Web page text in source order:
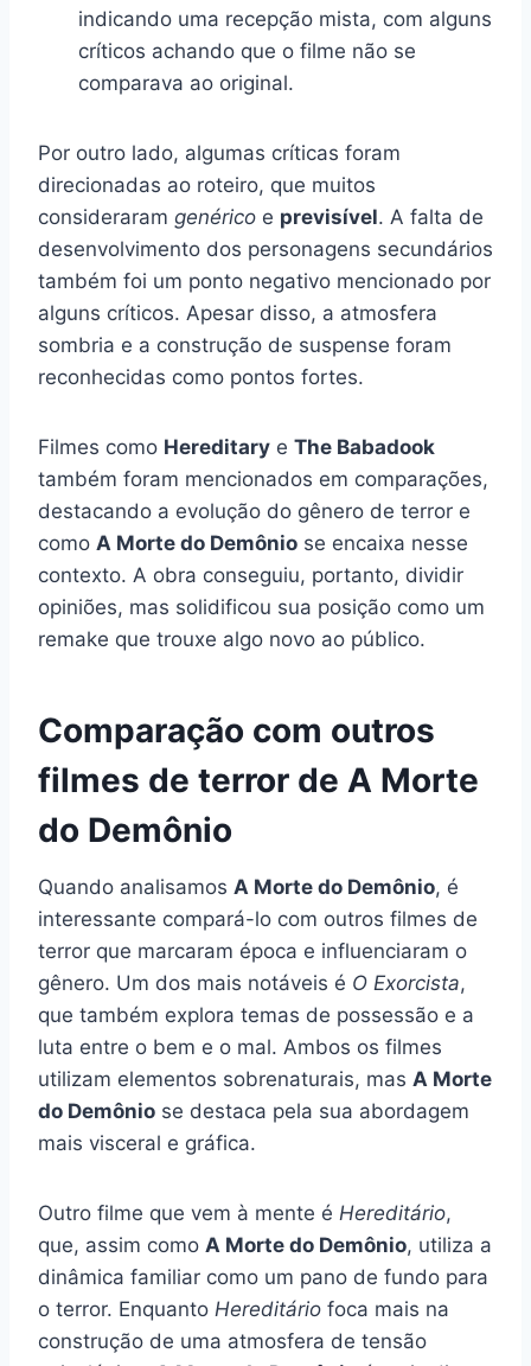
indicando uma recepção mista, com alguns
críticos achando que o filme não se
comparava ao original.
Por outro lado, algumas críticas foram
direcionadas ao roteiro, que muitos
consideraram genérico e previsível. A falta de
desenvolvimento dos personagens secundários
também foi um ponto negativo mencionado por
alguns críticos. Apesar disso, a atmosfera
sombria e a construção de suspense foram
reconhecidas como pontos fortes.
Filmes como Hereditary e The Babadook
também foram mencionados em comparações,
destacando a evolução do gênero de terror e
como A Morte do Demônio se encaixa nesse
contexto. A obra conseguiu, portanto, dividir
opiniões, mas solidificou sua posição como um
remake que trouxe algo novo ao público.
Comparação com outros
filmes de terror de A Morte
do Demônio
Quando analisamos A Morte do Demônio, é
interessante compará-lo com outros filmes de
terror que marcaram época e influenciaram o
gênero. Um dos mais notáveis é O Exorcista,
que também explora temas de possessão e a
luta entre o bem e o mal. Ambos os filmes
utilizam elementos sobrenaturais, mas A Morte
do Demônio se destaca pela sua abordagem
mais visceral e gráfica.
Outro filme que vem à mente é Hereditário,
que, assim como A Morte do Demônio, utiliza a
dinâmica familiar como um pano de fundo para
o terror. Enquanto Hereditário foca mais na
construção de uma atmosfera de tensão